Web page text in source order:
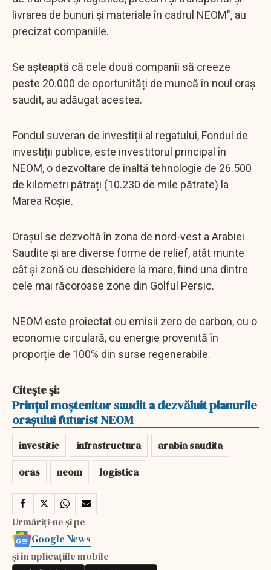
livrarea de bunuri și materiale în cadrul NEOM", au
precizat companiile.
Se așteaptă că cele două companii să creeze
peste 20.000 de oportunități de muncă în noul oraș
saudit, au adăugat acestea.
Fondul suveran de investiții al regatului, Fondul de
investiții publice, este investitorul principal în
NEOM, o dezvoltare de înaltă tehnologie de 26.500
de kilometri pătrați (10.230 de mile pătrate) la
Marea Roșie.
Orașul se dezvoltă în zona de nord-vest a Arabiei
Saudite și are diverse forme de relief, atât munte
cât și zonă cu deschidere la mare, fiind una dintre
cele mai răcoroase zone din Golful Persic.
NEOM este proiectat cu emisii zero de carbon, cu o
economie circulară, cu energie provenită în
proporție de 100% din surse regenerabile.
Citește și:
Prințul moștenitor saudit a dezvăluit planurile
orașului futurist NEOM
investitie infrastructura
arabia saudita
oras
neom logistica
Urmăriți-ne și pe
Google News
și în aplicațiile mobile